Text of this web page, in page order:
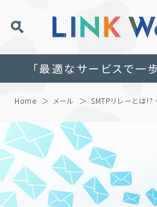
「最適なサービスで一
Home メール SMTPリレーとは